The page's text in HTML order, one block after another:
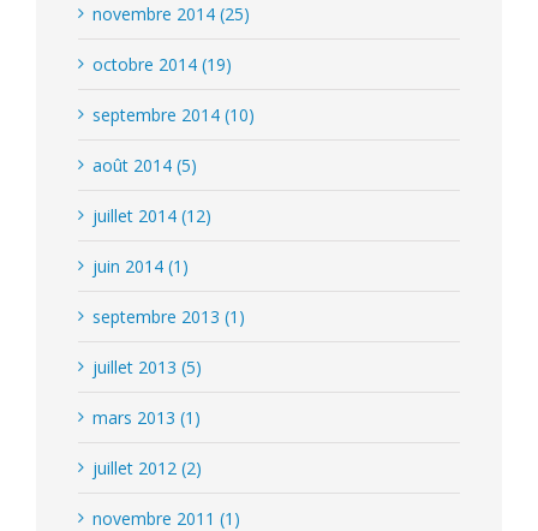
novembre 2014 (25)
octobre 2014 (19)
septembre 2014 (10)
août 2014 (5)
juillet 2014 (12)
juin 2014 (1)
septembre 2013 (1)
juillet 2013 (5)
mars 2013 (1)
juillet 2012 (2)
novembre 2011 (1)